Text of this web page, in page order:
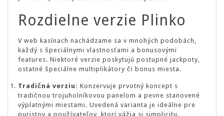
Rozdielne verzie Plinko
V web kasínach nachádzame sa v mnohých podobách,
každý s špeciálnymi vlastnosťami a bonusovými
features. Niektoré verzie poskytujú postupné jackpoty,
ostatné špeciálne multiplikátory či bonus miesta.
Tradičná verziu: Konzervuje prvotný koncept s
tradičnou trojuholníkovou panelom a pevne stanovené
výplatnými miestami. Uvedená varianta je ideálne pre
puristov a používateľov, ktorí vážia si simplicitu.